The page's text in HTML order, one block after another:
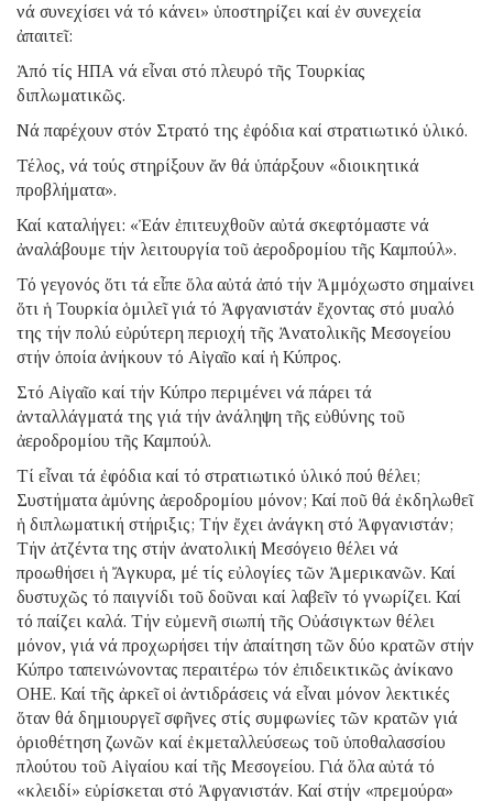
νά συνεχίσει νά τό κάνει» ὑποστηρίζει καί ἐν συνεχεία
ἀπαιτεῖ:
Ἀπό τίς ΗΠΑ νά εἶναι στό πλευρό τῆς Τουρκίας
διπλωματικῶς.
Νά παρέχουν στόν Στρατό της ἐφόδια καί στρατιωτικό ὑλικό.
Τέλος, νά τούς στηρίξουν ἄν θά ὑπάρξουν «διοικητικά
προβλήματα».
Καί καταλήγει: «Ἐάν ἐπιτευχθοῦν αὐτά σκεφτόμαστε νά
ἀναλάβουμε τήν λειτουργία τοῦ ἀεροδρομίου τῆς Καμπούλ».
Τό γεγονός ὅτι τά εἶπε ὅλα αὐτά ἀπό τήν Ἀμμόχωστο σημαίνει
ὅτι ἡ Τουρκία ὁμιλεῖ γιά τό Ἀφγανιστάν ἔχοντας στό μυαλό
της τήν πολύ εὐρύτερη περιοχή τῆς Ἀνατολικῆς Μεσογείου
στήν ὁποία ἀνήκουν τό Αἰγαῖο καί ἡ Κύπρος.
Στό Αἰγαῖο καί τήν Κύπρο περιμένει νά πάρει τά
ἀνταλλάγματά της γιά τήν ἀνάληψη τῆς εὐθύνης τοῦ
ἀεροδρομίου τῆς Καμπούλ.
Τί εἶναι τά ἐφόδια καί τό στρατιωτικό ὑλικό πού θέλει;
Συστήματα ἀμύνης ἀεροδρομίου μόνον; Καί ποῦ θά ἐκδηλωθεῖ
ἡ διπλωματική στήριξις; Τήν ἔχει ἀνάγκη στό Ἀφγανιστάν;
Τήν ἀτζέντα της στήν ἀνατολική Μεσόγειο θέλει νά
προωθήσει ἡ Ἄγκυρα, μέ τίς εὐλογίες τῶν Ἀμερικανῶν. Καί
δυστυχῶς τό παιγνίδι τοῦ δοῦναι καί λαβεῖν τό γνωρίζει. Καί
τό παίζει καλά. Τήν εὐμενῆ σιωπή τῆς Οὐάσιγκτων θέλει
μόνον, γιά νά προχωρήσει τήν ἀπαίτηση τῶν δύο κρατῶν στήν
Κύπρο ταπεινώνοντας περαιτέρω τόν ἐπιδεικτικῶς ἀνίκανο
ΟΗΕ. Καί τῆς ἀρκεῖ οἱ ἀντιδράσεις νά εἶναι μόνον λεκτικές
ὅταν θά δημιουργεῖ σφῆνες στίς συμφωνίες τῶν κρατῶν γιά
ὁριοθέτηση ζωνῶν καί ἐκμεταλλεύσεως τοῦ ὑποθαλασσίου
πλούτου τοῦ Αἰγαίου καί τῆς Μεσογείου. Γιά ὅλα αὐτά τό
«κλειδί» εὑρίσκεται στό Ἀφγανιστάν. Καί στήν «πρεμούρα»